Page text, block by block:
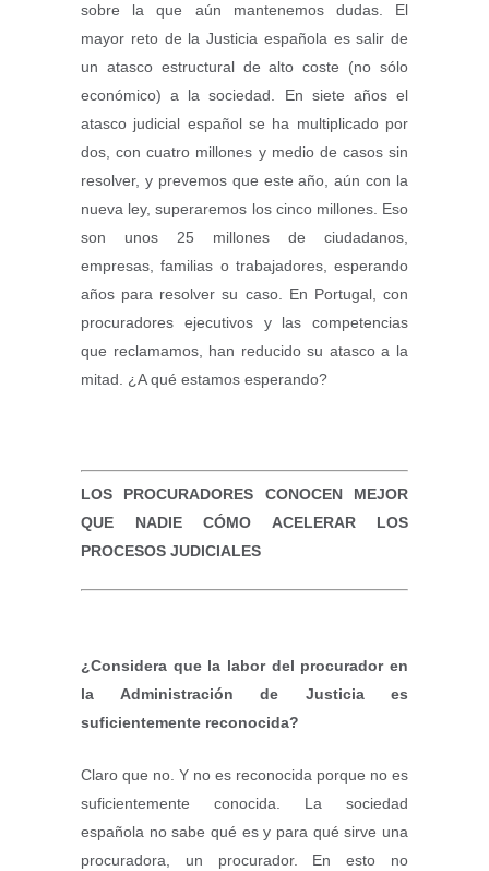
sobre la que aún mantenemos dudas. El
mayor reto de la Justicia española es salir de
un atasco estructural de alto coste (no sólo
económico) a la sociedad. En siete años el
atasco judicial español se ha multiplicado por
dos, con cuatro millones y medio de casos sin
resolver, y prevemos que este año, aún con la
nueva ley, superaremos los cinco millones. Eso
son unos 25 millones de ciudadanos,
empresas, familias o trabajadores, esperando
años para resolver su caso. En Portugal, con
procuradores ejecutivos y las competencias
que reclamamos, han reducido su atasco a la
mitad. ¿A qué estamos esperando?
LOS PROCURADORES CONOCEN MEJOR
QUE NADIE CÓMO ACELERAR LOS
PROCESOS JUDICIALES
¿Considera que la labor del procurador en
la Administración de Justicia es
suficientemente reconocida?
Claro que no. Y no es reconocida porque no es
suficientemente conocida. La sociedad
española no sabe qué es y para qué sirve una
procuradora, un procurador. En esto no